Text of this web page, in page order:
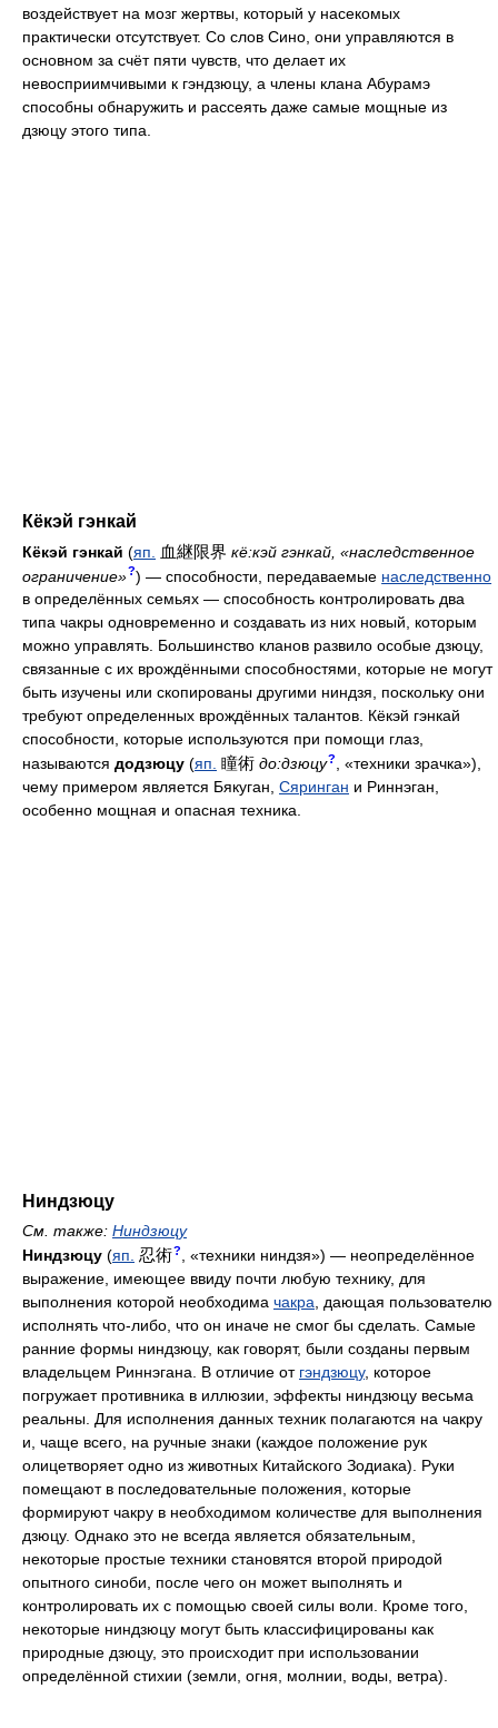
воздействует на мозг жертвы, который у насекомых
практически отсутствует. Со слов Сино, они управляются в
основном за счёт пяти чувств, что делает их
невосприимчивыми к гэндзюцу, а члены клана Абурамэ
способны обнаружить и рассеять даже самые мощные из
дзюцу этого типа.
Кёкэй гэнкай
Кёкэй гэнкай (яп. 血継限界 кё:кэй гэнкай, «наследственное
ограничение»?) — способности, передаваемые наследственно
в определённых семьях — способность контролировать два
типа чакры одновременно и создавать из них новый, которым
можно управлять. Большинство кланов развило особые дзюцу,
связанные с их врождёнными способностями, которые не могут
быть изучены или скопированы другими ниндзя, поскольку они
требуют определенных врождённых талантов. Кёкэй гэнкай
способности, которые используются при помощи глаз,
называются додзюцу (яп. 瞳術 до:дзюцу?, «техники зрачка»),
чему примером является Бякуган, Сяринган и Риннэган,
особенно мощная и опасная техника.
Ниндзюцу
См. также: Ниндзюцу
Ниндзюцу (яп. 忍術?, «техники ниндзя») — неопределённое
выражение, имеющее ввиду почти любую технику, для
выполнения которой необходима чакра, дающая пользователю
исполнять что-либо, что он иначе не смог бы сделать. Самые
ранние формы ниндзюцу, как говорят, были созданы первым
владельцем Риннэгана. В отличие от гэндзюцу, которое
погружает противника в иллюзии, эффекты ниндзюцу весьма
реальны. Для исполнения данных техник полагаются на чакру
и, чаще всего, на ручные знаки (каждое положение рук
олицетворяет одно из животных Китайского Зодиака). Руки
помещают в последовательные положения, которые
формируют чакру в необходимом количестве для выполнения
дзюцу. Однако это не всегда является обязательным,
некоторые простые техники становятся второй природой
опытного синоби, после чего он может выполнять и
контролировать их с помощью своей силы воли. Кроме того,
некоторые ниндзюцу могут быть классифицированы как
природные дзюцу, это происходит при использовании
определённой стихии (земли, огня, молнии, воды, ветра).